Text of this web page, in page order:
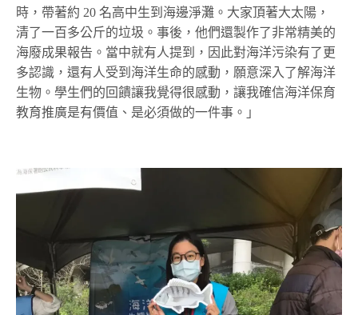
時，帶著約 20 名高中生到海邊淨灘。大家頂著大太陽，
清了一百多公斤的垃圾。事後，他們還製作了非常精美的
海廢成果報告。當中就有人提到，因此對海洋污染有了更
多認識，還有人受到海洋生命的感動，願意深入了解海洋
生物。學生們的回饋讓我覺得很感動，讓我確信海洋保育
教育推廣是有價值、是必須做的一件事。」